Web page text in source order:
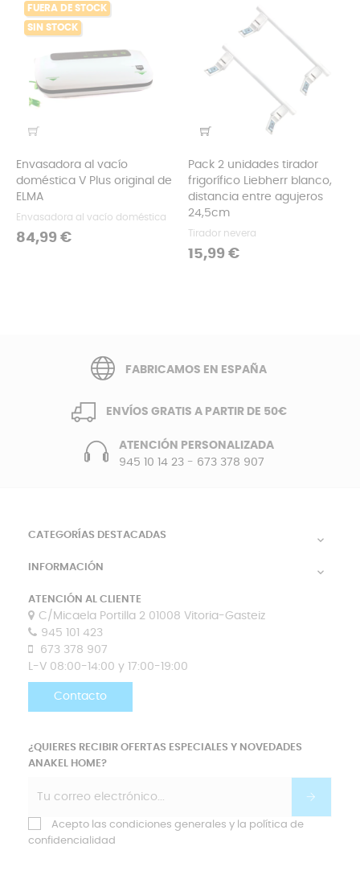
FUERA DE STOCK
SIN STOCK
Envasadora al vacío
doméstica V Plus original de
ELMA
Envasadora al vacío doméstica
Precio
84,99 €
Pack 2 unidades tirador
frigorífico Liebherr blanco,
distancia entre agujeros
24,5cm
Tirador nevera
Precio
15,99 €
FABRICAMOS EN ESPAÑA
ENVÍOS GRATIS A PARTIR DE 50€
ATENCIÓN PERSONALIZADA
945 10 14 23- 673 378 907
CATEGORÍAS DESTACADAS 
INFORMACIÓN 
ATENCIÓN AL CLIENTE
C/Micaela Portilla 2 01008 Vitoria-Gasteiz
945 101 423
673 378 907
L-V 08:00-14:00 y 17:00-19:00
Contacto
¿QUIERES RECIBIR OFERTAS ESPECIALES Y NOVEDADES
ANAKEL HOME?
Acepto las condiciones generales y la política de
confidencialidad